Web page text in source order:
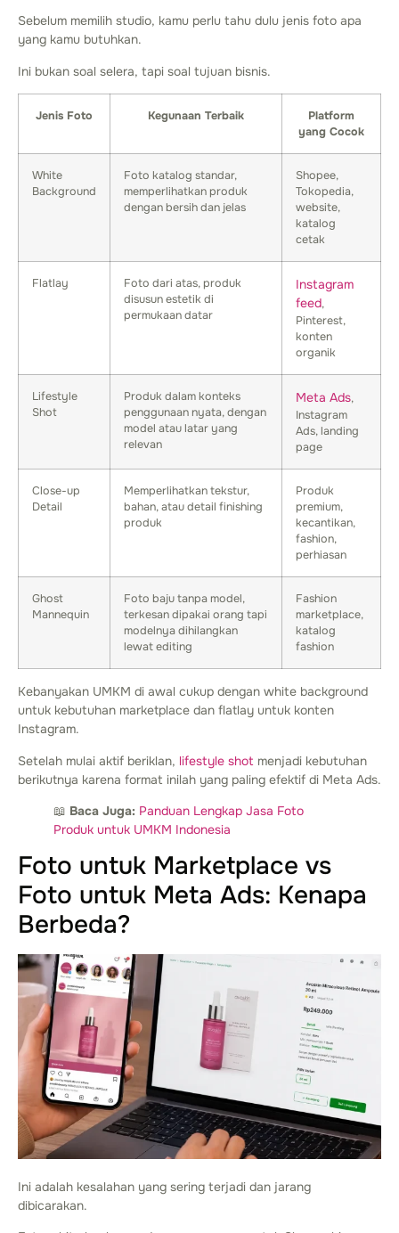
Sebelum memilih studio, kamu perlu tahu dulu jenis foto apa
yang kamu butuhkan.
Ini bukan soal selera, tapi soal tujuan bisnis.
Jenis Foto Kegunaan Terbaik
Platform
yang Cocok
White
Background
Foto katalog standar,
memperlihatkan produk
dengan bersih dan jelas
Shopee,
Tokopedia,
website,
katalog
cetak
Flatlay
Foto dari atas, produk
disusun estetik di
permukaan datar
Instagram
feed,
Pinterest,
konten
organik
Lifestyle
Shot
Produk dalam konteks
penggunaan nyata, dengan
model atau latar yang
relevan
Meta Ads,
Instagram
Ads, landing
page
Close-up
Detail
Memperlihatkan tekstur,
bahan, atau detail finishing
produk
Produk
premium,
kecantikan,
fashion,
perhiasan
Ghost
Mannequin
Foto baju tanpa model,
terkesan dipakai orang tapi
modelnya dihilangkan
lewat editing
Fashion
marketplace,
katalog
fashion
Kebanyakan UMKM di awal cukup dengan white background
untuk kebutuhan marketplace dan flatlay untuk konten
Instagram.
Setelah mulai aktif beriklan, lifestyle shot menjadi kebutuhan
berikutnya karena format inilah yang paling efektif di Meta Ads.
📖 Baca Juga: Panduan Lengkap Jasa Foto
Produk untuk UMKM Indonesia
Foto untuk Marketplace vs
Foto untuk Meta Ads: Kenapa
Berbeda?
Ini adalah kesalahan yang sering terjadi dan jarang
dibicarakan.